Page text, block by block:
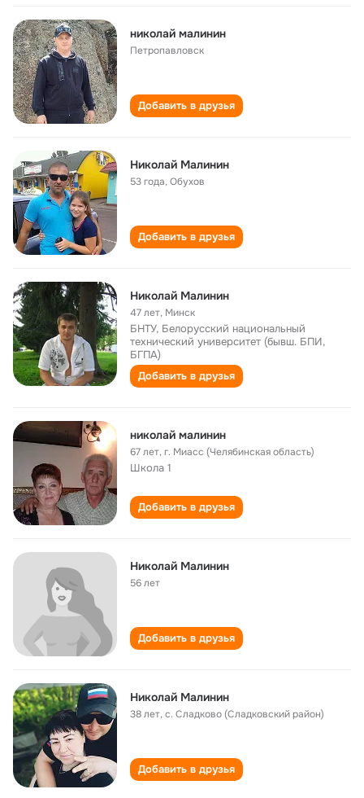
николай малинин
Петропавловск
Добавить в друзья
Николай Малинин
53 года,Обухов
Добавить в друзья
Николай Малинин
47 лет, Минск
БНТУ, Белорусский национальный
технический университет (бывш. БПИ,
БГПА)
Добавить в друзья
николай малинин
67 лет,г. Миасс (Челябинская область)
Школа 1
Добавить в друзья
Николай Малинин
56 лет
Добавить в друзья
Николай Малинин
38 лет,с. Сладково (Сладковский район)
Добавить в друзья